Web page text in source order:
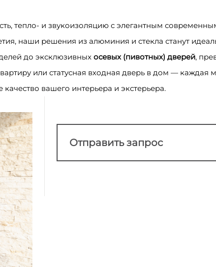
тепло- и звукоизоляцию с элегантным
наши решения из алюминия и стекла станут
до эксклюзивныхосевых (пивотных) дверей,
или статусная входная дверь в дом — каждая
вашего интерьера и экстерьера.
Отправить запрос